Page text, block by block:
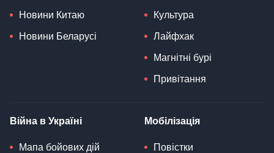
Новини Китаю
Новини Беларусі
Культура
Лайфхак
Магнітні бурі
Привітання
Війна в Україні
Мапа бойових дій
Мобілізація
Повістки